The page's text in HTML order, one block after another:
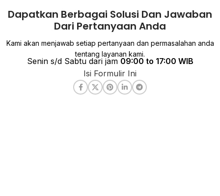
Dapatkan Berbagai Solusi Dan Jawaban
Dari Pertanyaan Anda
Kami akan menjawab setiap pertanyaan dan permasalahan anda
tentang layanan kami.
Senin s/d Sabtu dari jam 09:00 to 17:00 WIB
Isi Formulir Ini